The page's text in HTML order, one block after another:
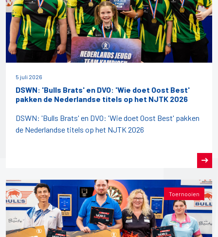
5 juli 2026
DSWN: 'Bulls Brats' en DVO: 'Wie doet Oost Best'
pakken de Nederlandse titels op het NJTK 2026
DSWN: 'Bulls Brats' en DVO: 'Wie doet Oost Best' pakken
de Nederlandse titels op het NJTK 2026
Toernooien